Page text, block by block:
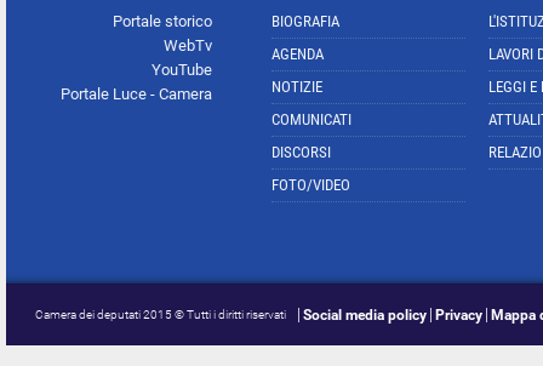
Portale storico
WebTv
YouTube
Portale Luce - Camera
BIOGRAFIA
AGENDA
NOTIZIE
COMUNICATI
DISCORSI
FOTO/VIDEO
LAVORI
LEGGI E
Camera dei deputati 2015 © Tutti i diritti riservati Social media policy Privacy Mappa